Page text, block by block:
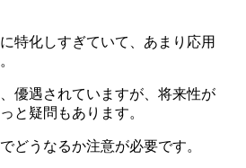
特化しすぎていて、あまり応用
優遇されていますが、将来性が
と疑問もあります。
どうなるか注意が必要です。